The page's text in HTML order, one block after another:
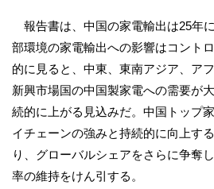
報告書は、中国の家電輸出は25年
部環境の家電輸出への影響はコント
的に見ると、中東、東南アジア、ア
新興市場国の中国製家電への需要が
続的に上がる見込みだ。中国トップ
イチェーンの強みと持続的に向上す
り、グローバルシェアをさらに争奪
率の維持をけん引する。